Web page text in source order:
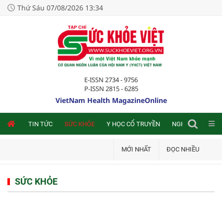
Thứ Sáu 07/08/2026 13:34
E-ISSN 2734 - 9756
P-ISSN 2815 - 6285
VietNam Health MagazineOnline
TIN TỨC SỨC KHỎE Y HỌC CỔ TRUYỀN NGHIÊN CỨU
MỚI NHẤT ĐỌC NHIỀU
SỨC KHỎE